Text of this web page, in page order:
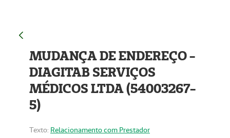
MUDANÇA DE ENDEREÇO -
DIAGITAB SERVIÇOS
MÉDICOS LTDA (54003267-
5)
Texto: Relacionamento com Prestador